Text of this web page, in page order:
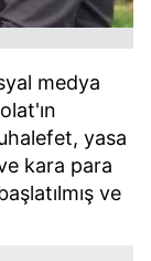
medya
yasa
kara para
ve